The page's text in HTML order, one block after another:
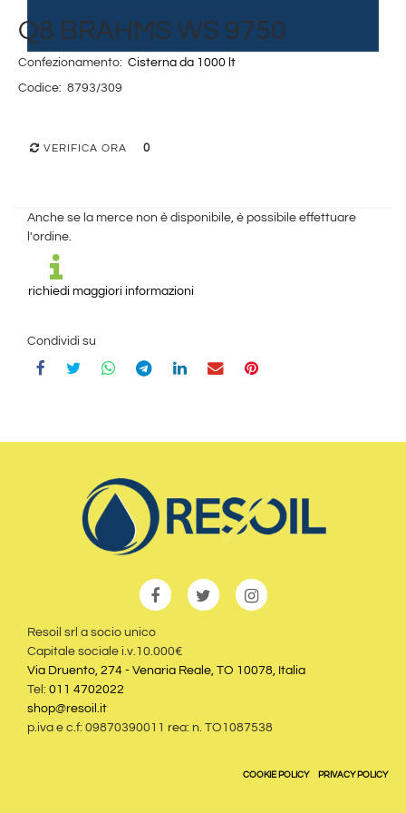
Q8 BRAHMS WS 9750
Confezionamento: Cisterna da 1000 lt
Codice: 8793/309
VERIFICA ORA 0
Anche se la merce non è disponibile, è possibile effettuare
l'ordine.
richiedi maggiori informazioni
Condividi su
Resoil srl a socio unico
Capitale sociale i.v.10.000€
Via Druento, 274 - Venaria Reale, TO 10078, Italia
Tel: 011 4702022
shop@resoil.it
p.iva e c.f: 09870390011 rea: n. TO1087538
COOKIE POLICY PRIVACY POLICY